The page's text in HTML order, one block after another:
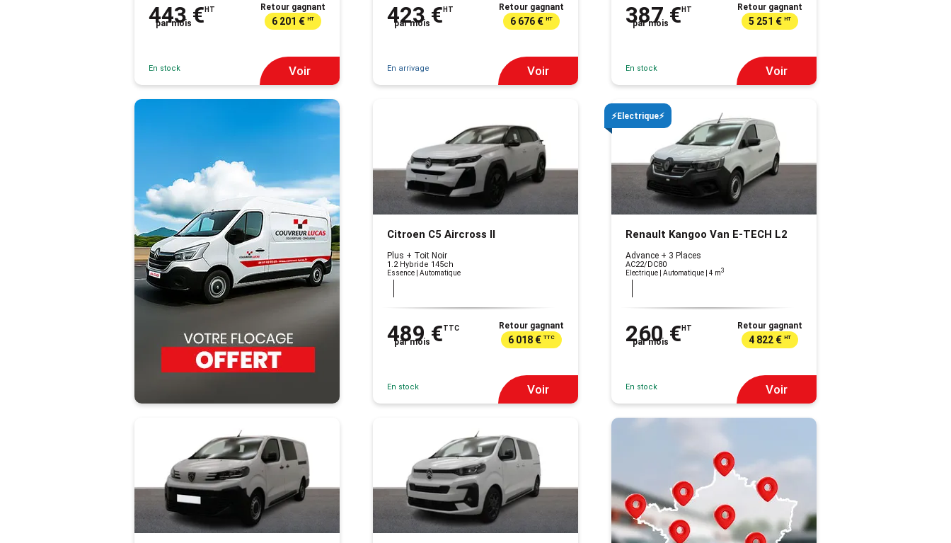
443 €HT
par mois
Retour gagnant
6 201 €HT
En stock Voir
423 € HT
par mois
Retour gagnant
6 676 € HT
En arrivage Voir
387 € HT
par mois
Retour gagnant
5 251 € HT
En stock Voir
Citroen C5 Aircross II
Plus + Toit Noir
1.2 Hybride 145ch
Essence | Automatique
489 €TTC
par mois
Retour gagnant
6 018 € TTC
En stock Voir
⚡Electrique⚡
Renault Kangoo Van E-TECH L2
Advance + 3 Places
AC22/DC80
Electrique | Automatique | 4 m3
260 € HT
par mois
Retour gagnant
4 822 € HT
En stock Voir